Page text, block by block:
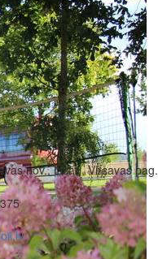
nov., Lizari, Vircavas pag.